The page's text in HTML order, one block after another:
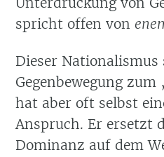
spricht offen von
Dieser
Gegenbewegung
hat aber oft selbst
Anspruch. Er ersetzt
Dominanz auf dem